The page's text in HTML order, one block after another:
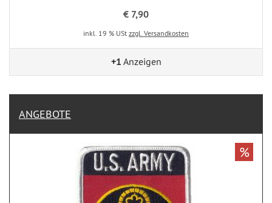
€ 7,90
inkl. 19 % USt zzgl. Versandkosten
+1 Anzeigen
ANGEBOTE
%